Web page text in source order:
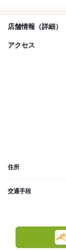
店舗情報（詳細）
アクセス
住所
交通手段